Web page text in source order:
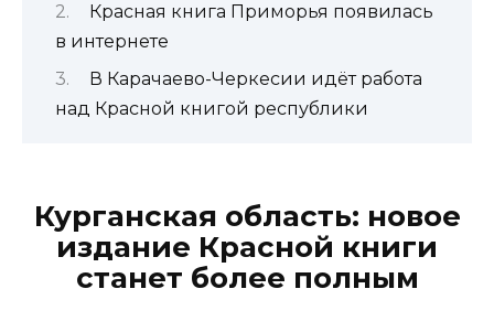
Красная книга Приморья появилась
в интернете
В Карачаево-Черкесии идёт работа
над Красной книгой республики
Курганская область: новое
издание Красной книги
станет более полным